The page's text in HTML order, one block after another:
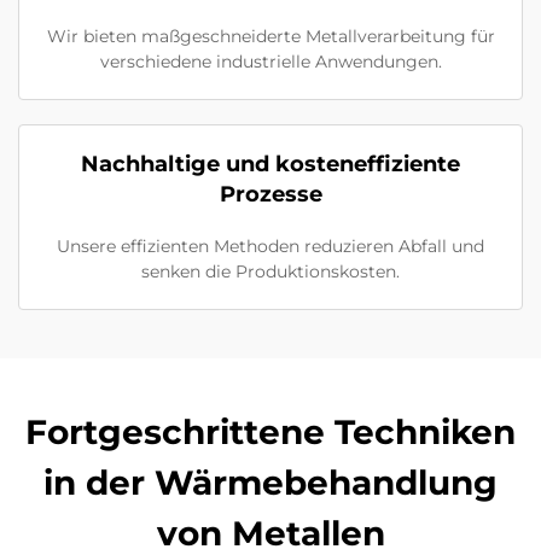
Wir bieten maßgeschneiderte Metallverarbeitung für
verschiedene industrielle Anwendungen.
Nachhaltige und kosteneffiziente
Prozesse
Unsere effizienten Methoden reduzieren Abfall und
senken die Produktionskosten.
Fortgeschrittene Techniken
in der Wärmebehandlung
von Metallen